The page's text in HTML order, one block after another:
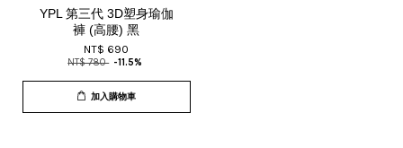
YPL 第三代 3D塑身瑜伽
褲 (高腰) 黑
NT$ 690
NT$ 780 -11.5%
加入購物車